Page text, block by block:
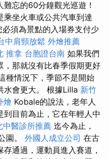
忘的60分鐘觀光巡遊！
乘坐火車或公共汽車到達
須為景點的入場券支付少
中肩頸放鬆 外燴推薦
推拿 台胞證台南 如果我們
，那就沒有比春季假期更好
種情況下，季節不是開始
水會更大。 根據Lilla 新竹
燴 Kobale的說法，老年人
目前為止，它在年輕人中
中醫診所推薦 迄今為止，
園。 外國人成立公司 在古
通過，運動員進入賽道，